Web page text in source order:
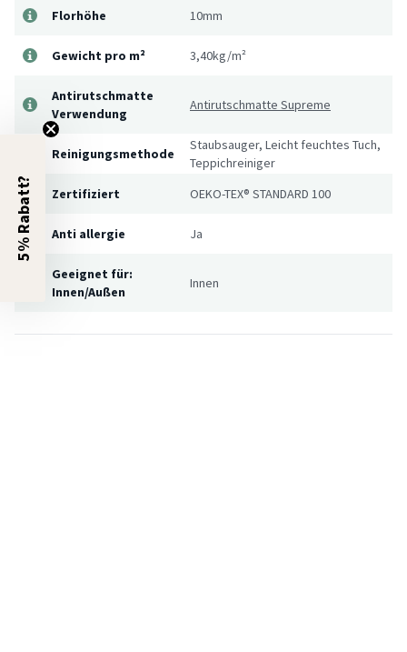
Florhöhe 10mm
Gewicht pro m² 3,40kg/m²
Antirutschmatte
Verwendung
Antirutschmatte Supreme
Reinigungsmethode
Staubsauger, Leicht feuchtes Tuch,
Teppichreiniger
Zertifiziert
OEKO-TEX® STANDARD 100
Anti allergie Ja
Geeignet für:
Innen/Außen
Innen
5% Rabatt?